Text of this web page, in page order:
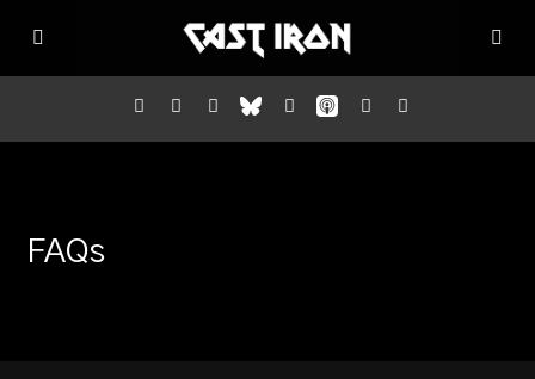
Listen
FAQs